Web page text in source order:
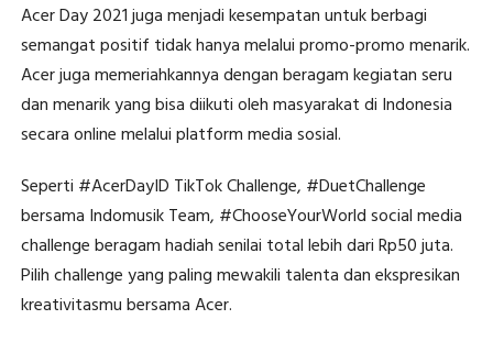
Acer Day 2021 juga menjadi kesempatan untuk berbagi
semangat positif tidak hanya melalui promo-promo menarik.
Acer juga memeriahkannya dengan beragam kegiatan seru
dan menarik yang bisa diikuti oleh masyarakat di Indonesia
secara online melalui platform media sosial.
Seperti #AcerDayID TikTok Challenge, #DuetChallenge
bersama Indomusik Team, #ChooseYourWorld social media
challenge beragam hadiah senilai total lebih dari Rp50 juta.
Pilih challenge yang paling mewakili talenta dan ekspresikan
kreativitasmu bersama Acer.